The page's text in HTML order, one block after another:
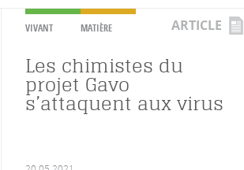
VIVANT MATIÈRE ARTICLE
Les chimistes du
projet Gavo
s’attaquent aux virus